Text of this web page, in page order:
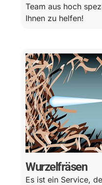
Team aus hoch
Ihnen zu helfen!
Wurzelfräsen
Es ist ein Service,